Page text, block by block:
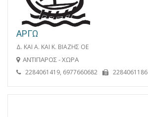
ΑΡΓΩ
Δ. ΚΑΙ Α. ΚΑΙ Κ. ΒΙΑΖΗΣ ΟΕ
ΑΝΤΙΠΑΡΟΣ - ΧΩΡΑ
2284061419, 6977660682 2284061186